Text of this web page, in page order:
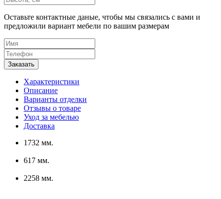
Оставьте контактные даные, чтобы мы связались с вами и
предложили вариант мебели по вашим размерам
Характеристики
Описание
Варианты отделки
Отзывы о товаре
Уход за мебелью
Доставка
1732 мм.
617 мм.
2258 мм.